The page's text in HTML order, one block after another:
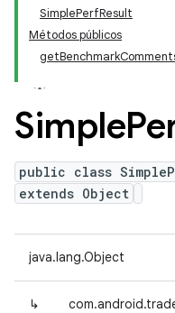
SimplePerfResult
Métodos públicos
Simple
public class
extends Object
java.lang.Object
↳